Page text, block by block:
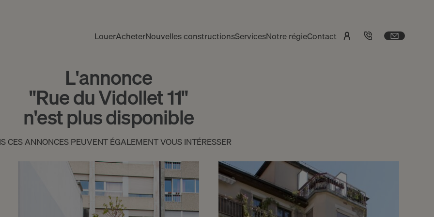
LouerAcheterNouvelles constructionsServicesNotre régieContact
L'annonce
"Rue du Vidollet 11"
n'est plus disponible
CES ANNONCES PEUVENT ÉGALEMENT VOUS INTÉRESSER